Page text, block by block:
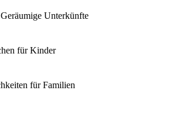
Unterkünfte
für Kinder
für Familien